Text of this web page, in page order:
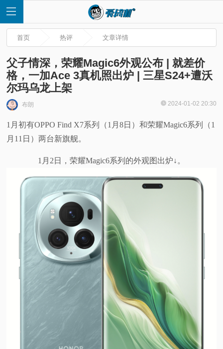
首
快
首页 热评 文章详情
父子情深，荣耀Magic6外观公布 | 就差价
格，一加Ace 3真机照出炉 | 三星S24+遭沃
尔玛乌龙上架
布朗 2024-01-02 20:30
1月初有OPPO Find X7系列（1月8日）和荣耀Magic6系列（1
月11日）两台新旗舰。
1月2日，荣耀Magic6系列的外观图出炉↓。